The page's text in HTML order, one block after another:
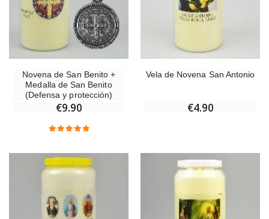
Novena de San Benito +
Medalla de San Benito
(Defensa y protección)
€9.90
Vela de Novena San Antonio
€4.90